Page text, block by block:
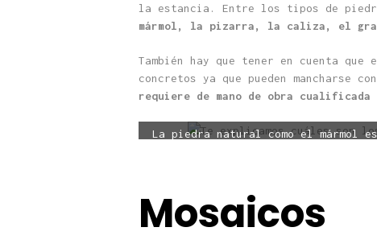
la estancia. Entre los tipos de
mármol, la pizarra, la caliza, el
También hay que tener en cuenta
concretos ya que pueden mancharse
requiere de mano de obra
La piedra natural como el mármol
Mosaicos